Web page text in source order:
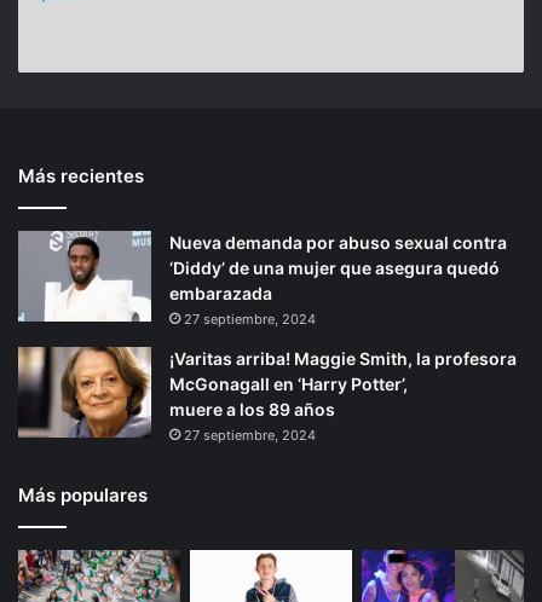
ñ
s
e
s
c
r
e
a
i
a
i
o
r
n
g
i
n
Más recientes
Nueva demanda por abuso sexual contra
‘Diddy’ de una mujer que asegura quedó
embarazada
27 septiembre, 2024
¡Varitas arriba! Maggie Smith, la profesora
McGonagall en ‘Harry Potter’,
muere a los 89 años
27 septiembre, 2024
Más populares